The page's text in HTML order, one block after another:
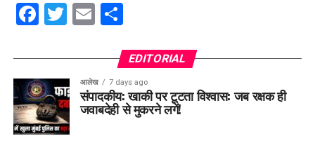
Facebook
Twitter
EmailShare
EDITORIAL
आलेख 7 days ago
संपादकीय: खाकी पर टूटता विश्वास: जब रक्षक ही
जवाबदेही से मुकरने लगें!